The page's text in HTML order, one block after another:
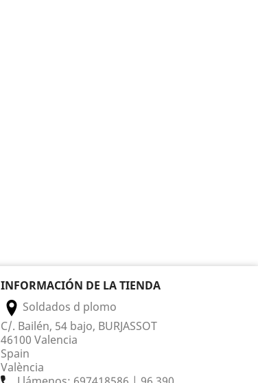
INFORMACIÓN DE LA TIENDA
Soldados d plomo
C/. Bailén, 54 bajo, BURJASSOT
46100 Valencia
Spain
València